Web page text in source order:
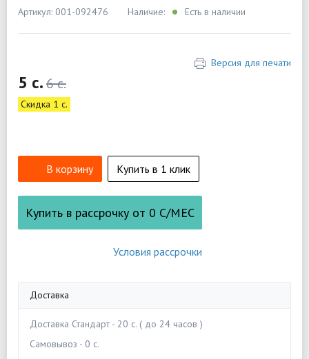
Артикул: 001-092476 Наличие: Есть в наличии
Версия для печати
5 c.6 c.
Скидка 1 c.
В корзину Купить в 1 клик
Купить в рассрочку от 0 С/МЕС
Условия рассрочки
Доставка
Доставка Стандарт - 20 c. ( до 24 часов )
Самовывоз - 0 c.